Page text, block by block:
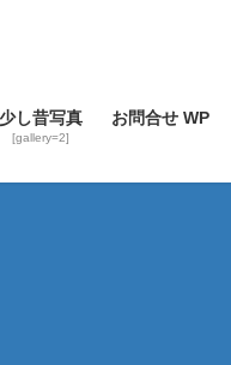
少し昔写真
[gallery=2]
お問合せ WP